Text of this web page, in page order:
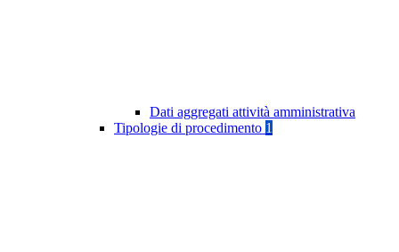
Dati aggregati attività amministrativa
Tipologie di procedimento 1